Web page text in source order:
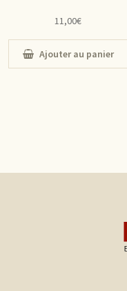
11,00€
Ajouter au panier